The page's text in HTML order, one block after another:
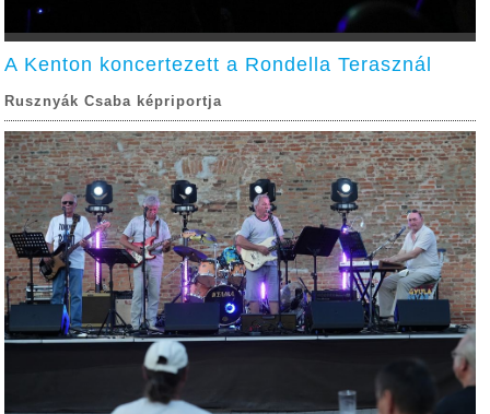
A Kenton koncertezett a Rondella Terasznál
Rusznyák Csaba képriportja